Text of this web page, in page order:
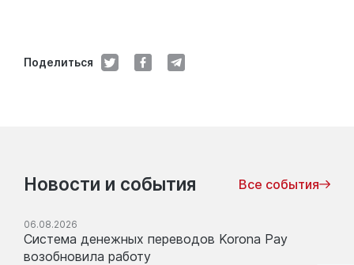
Поделиться
Новости и события Все события
06.08.2026
Система денежных переводов Korona Pay
возобновила работу